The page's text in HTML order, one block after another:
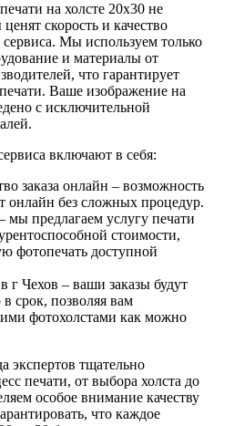
на холсте 20х30 не
скорость и качество
Мы используем только
и материалы от
что гарантирует
Ваше изображение на
с исключительной
включают в себя:
заказа онлайн – возможность
онлайн без сложных процедур.
предлагаем услугу печати
стоимости,
фотопечать доступной
г Чехов – ваши заказы будут
срок, позволяя вам
фотохолстами как можно
экспертов тщательно
печати, от выбора холста до
особое внимание качеству
что каждое